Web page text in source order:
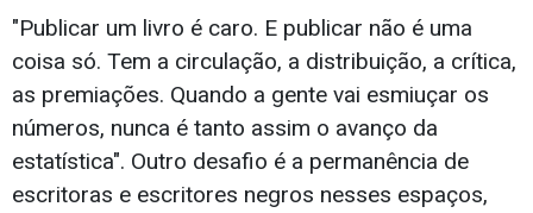
"Publicar um livro é caro. E publicar não é uma
coisa só. Tem a circulação, a distribuição, a crítica,
as premiações. Quando a gente vai esmiuçar os
números, nunca é tanto assim o avanço da
estatística". Outro desafio é a permanência de
escritoras e escritores negros nesses espaços,